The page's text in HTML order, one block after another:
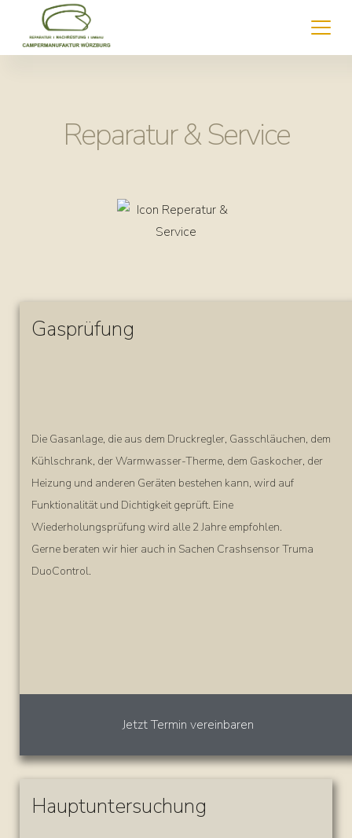
Reparatur & Service
Gasprüfung
Die Gasanlage, die aus dem Druckregler, Gasschläuchen, dem
Kühlschrank, der Warmwasser-Therme, dem Gaskocher, der
Heizung und anderen Geräten bestehen kann, wird auf
Funktionalität und Dichtigkeit geprüft. Eine
Wiederholungsprüfung wird alle 2 Jahre empfohlen.
Gerne beraten wir hier auch in Sachen Crashsensor Truma
DuoControl.
Jetzt Termin vereinbaren
Hauptuntersuchung